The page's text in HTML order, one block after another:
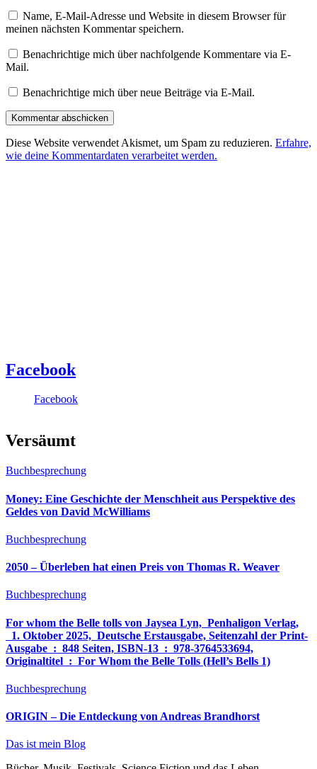
Name, E-Mail-Adresse und Website in diesem Browser für
meinen nächsten Kommentar speichern.
Benachrichtige mich über nachfolgende Kommentare via E-
Mail.
Benachrichtige mich über neue Beiträge via E-Mail.
Diese Website verwendet Akismet, um Spam zu reduzieren. Erfahre,
wie deine Kommentardaten verarbeitet werden.
Facebook
Facebook
Versäumt
Buchbesprechung
Money: Eine Geschichte der Menschheit aus Perspektive des
Geldes von David McWilliams
Buchbesprechung
2050 – Überleben hat einen Preis von Thomas R. Weaver
Buchbesprechung
For whom the Belle tolls von Jaysea Lyn, ‎ Penhaligon Verlag,
‎ 1. Oktober 2025, ‎ Deutsche Erstausgabe, Seitenzahl der Print-
Ausgabe ‏ : ‎ 848 Seiten, ISBN-13 ‏ : ‎ 978-3764533694,
Originaltitel ‏ : ‎ For Whom the Belle Tolls (Hell’s Bells 1)
Buchbesprechung
ORIGIN – Die Entdeckung von Andreas Brandhorst
Das ist mein Blog